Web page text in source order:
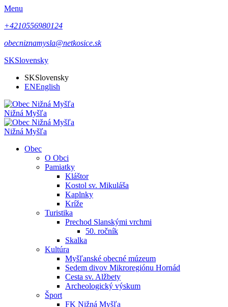
Menu
+4210556980124
obecniznamysla@netkosice.sk
SKSlovensky
SKSlovensky
ENEnglish
Nižná Myšľa
Nižná Myšľa
Obec
O Obci
Pamiatky
Kláštor
Kostol sv. Mikuláša
Kaplnky
Kríže
Turistika
Prechod Slanskými vrchmi
50. ročník
Skalka
Kultúra
Myšľanské obecné múzeum
Sedem divov Mikroregiónu Hornád
Cesta sv. Alžbety
Archeologický výskum
Šport
FK Nižná Myšľa